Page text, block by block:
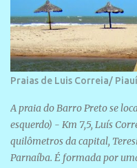
Praias de Luis Correia/
A praia do Barro Preto se
esquerdo) - Km 7,5, Luís
quilômetros da capital,
Parnaíba. É formada por